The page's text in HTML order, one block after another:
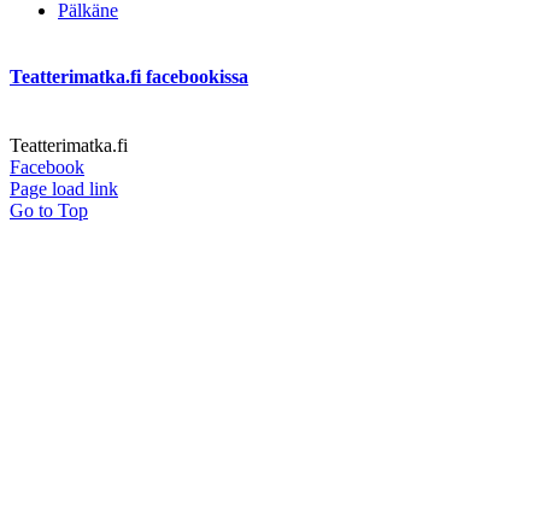
Pälkäne
Teatterimatka.fi facebookissa
Teatterimatka.fi
Facebook
Page load link
Go to Top